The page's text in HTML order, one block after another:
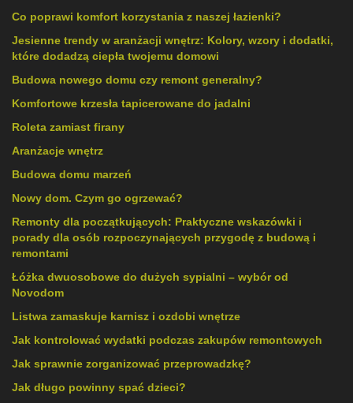
Co poprawi komfort korzystania z naszej łazienki?
Jesienne trendy w aranżacji wnętrz: Kolory, wzory i dodatki,
które dodadzą ciepła twojemu domowi
Budowa nowego domu czy remont generalny?
Komfortowe krzesła tapicerowane do jadalni
Roleta zamiast firany
Aranżacje wnętrz
Budowa domu marzeń
Nowy dom. Czym go ogrzewać?
Remonty dla początkujących: Praktyczne wskazówki i
porady dla osób rozpoczynających przygodę z budową i
remontami
Łóżka dwuosobowe do dużych sypialni – wybór od
Novodom
Listwa zamaskuje karnisz i ozdobi wnętrze
Jak kontrolować wydatki podczas zakupów remontowych
Jak sprawnie zorganizować przeprowadzkę?
Jak długo powinny spać dzieci?